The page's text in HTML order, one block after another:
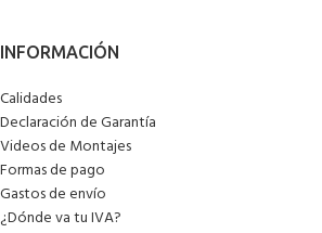
Calidades
Declaración de Garantía
Videos de Montajes
Formas de pago
Gastos de envío
¿Dónde va tu IVA?